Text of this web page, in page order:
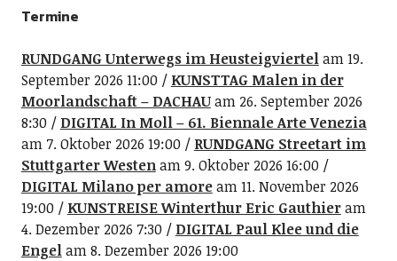
Termine
RUNDGANG Unterwegs im Heusteigviertelam 19.
September 2026 11:00
KUNSTTAG Malen in der
Moorlandschaft – DACHAUam 26. September 2026
8:30
DIGITAL In Moll – 61. Biennale Arte Venezia
am 7. Oktober 2026 19:00
RUNDGANG Streetart im
Stuttgarter Westenam 9. Oktober 2026 16:00
DIGITAL Milano per amoream 11. November 2026
19:00
KUNSTREISE Winterthur Eric Gauthieram
4. Dezember 2026 7:30
DIGITAL Paul Klee und die
Engelam 8. Dezember 2026 19:00